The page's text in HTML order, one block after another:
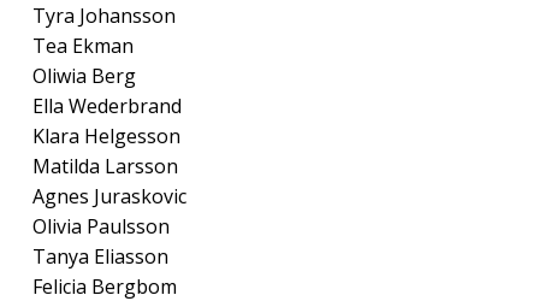
Tyra Johansson
Tea Ekman
Oliwia Berg
Ella Wederbrand
Klara Helgesson
Matilda Larsson
Agnes Juraskovic
Olivia Paulsson
Tanya Eliasson
Felicia Bergbom